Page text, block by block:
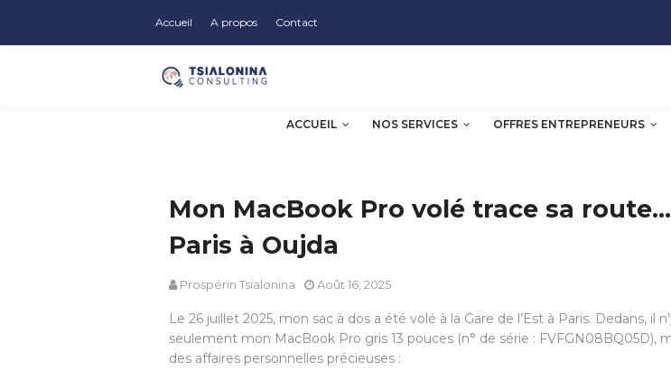
Accueil A propos Contact
ACCUEIL NOS SERVICES OFFRES ENTREPRENEURS
Mon MacBook Pro volé trace sa
Paris à Oujda
Prospérin Tsialonina Août 16, 2025
Le 26 juillet 2025, mon sac à dos a été volé à la Gare de l’Est à Paris. Dedans, il
seulement mon MacBook Pro gris 13 pouces (n° de série : FVFGN08BQ05D),
des affaires personnelles précieuses :